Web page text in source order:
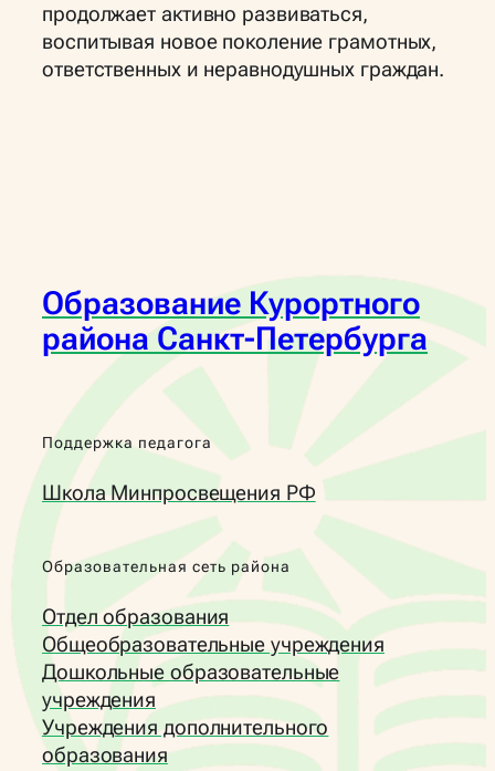
продолжает активно развиваться,
воспитывая новое поколение грамотных,
ответственных и неравнодушных граждан.
Образование Курортного
района Санкт-Петербурга
Поддержка педагога
Школа Минпросвещения РФ
Образовательная сеть района
Отдел образования
Общеобразовательные учреждения
Дошкольные образовательные
учреждения
Учреждения дополнительного
образования